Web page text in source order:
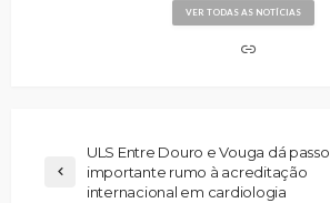
VER TODAS AS NOTÍCIAS
ULS Entre Douro e Vouga dá passo
importante rumo à acreditação
internacional em cardiologia